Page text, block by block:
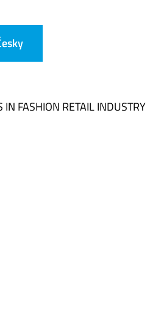
IN FASHION RETAIL INDUSTRY